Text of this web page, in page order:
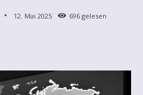
12. Mai 2025 696gelesen